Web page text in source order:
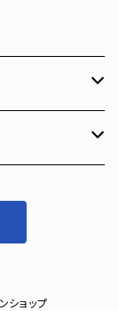
ショップ